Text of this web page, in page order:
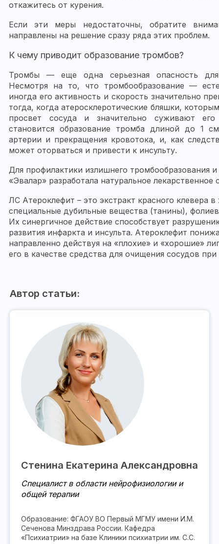
откажитесь от курения.
Если эти меры недостаточны, обратите
направлены на решение сразу ряда этих проблем.
К чему приводит образование тромбов?
Тромбы — еще одна серьезная опасность для
Несмотря на то, что тромбообразование —
иногда его активность и скорость значительно
тогда, когда атеросклеротические бляшки,
просвет сосуда и значительно суживают
становится образование тромба длиной до 1
артерии и прекращения кровотока, и, как
может оторваться и привести к инсульту.
Для профилактики излишнего тромбообразования
«Эвалар» разработала натуральное лекарственное
ЛС Атероклефит – это экстракт красного клевера
специальные дубильные вещества (танины),
Их синергичное действие способствует
развития инфаркта и инсульта. Атероклефит
направленно действуя на «плохие» и «хорошие»
его в качестве средства для очищения сосудов
Автор статьи:
Стенина Екатерина Александровна
Специалист в области нейрофизиологии и
общей терапии
Образование: ФГАОУ ВО Первый МГМУ имени И.М.
Сеченова Минздрава России. Кафедра
«Психиатрии» на базе Клиники психиатрии им. С.С.